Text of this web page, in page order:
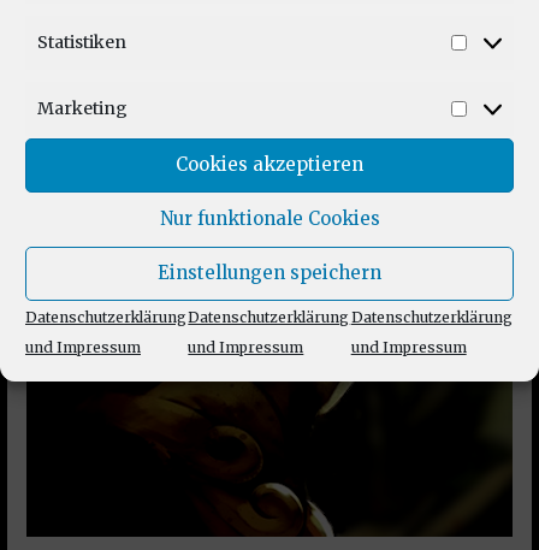
Statistiken
Marketing
Cookies akzeptieren
Nur funktionale Cookies
Einstellungen speichern
Datenschutzerklärung
und Impressum
Datenschutzerklärung
und Impressum
Datenschutzerklärung
und Impressum